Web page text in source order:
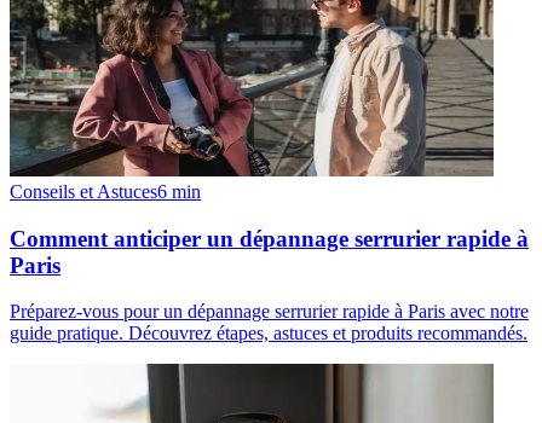
Conseils et Astuces6 min
Comment anticiper un dépannage serrurier rapide à
Paris
Préparez-vous pour un dépannage serrurier rapide à Paris avec notre
guide pratique. Découvrez étapes, astuces et produits recommandés.